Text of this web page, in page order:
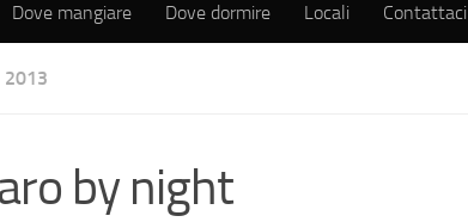
Dove mangiare Dove dormire Locali Contattaci
2013
by night